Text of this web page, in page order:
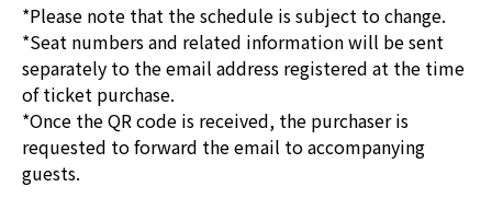
*Please note that the schedule is subject to change.
*Seat numbers and related information will be sent
separately to the email address registered at the time
of ticket purchase.
*Once the QR code is received, the purchaser is
requested to forward the email to accompanying
guests.